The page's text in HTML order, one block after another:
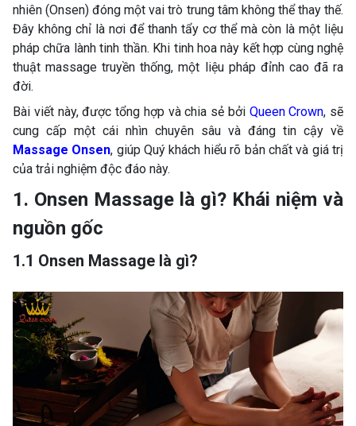
nhiên (Onsen) đóng một vai trò trung tâm không thể thay thế.
Đây không chỉ là nơi để thanh tẩy cơ thể mà còn là một liệu
pháp chữa lành tinh thần. Khi tinh hoa này kết hợp cùng nghệ
thuật massage truyền thống, một liệu pháp đỉnh cao đã ra
đời.
Bài viết này, được tổng hợp và chia sẻ bởi Queen Crown, sẽ
cung cấp một cái nhìn chuyên sâu và đáng tin cậy về
Massage Onsen, giúp Quý khách hiểu rõ bản chất và giá trị
của trải nghiệm độc đáo này.
1. Onsen Massage là gì? Khái niệm và
nguồn gốc
1.1 Onsen Massage là gì?